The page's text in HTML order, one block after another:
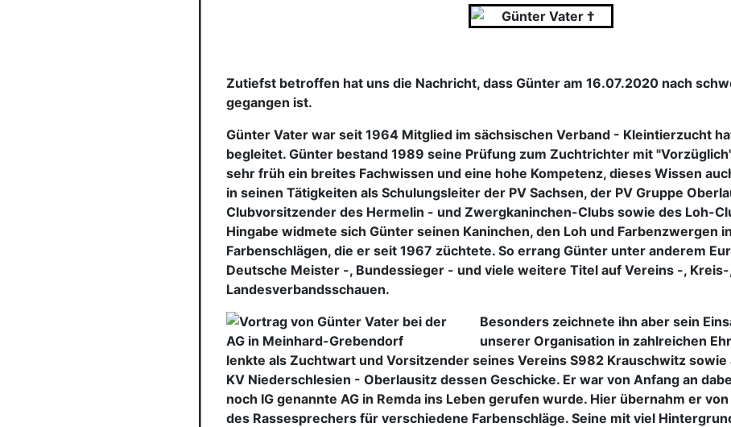
Zutiefst betroffen hat uns die Nachricht, dass Günter am 16.07.2020 nach
gegangen ist.
Günter Vater war seit 1964 Mitglied im sächsischen Verband - Kleintierzucht
begleitet. Günter bestand 1989 seine Prüfung zum Zuchtrichter mit
sehr früh ein breites Fachwissen und eine hohe Kompetenz, dieses Wissen
in seinen Tätigkeiten als Schulungsleiter der PV Sachsen, der PV Gruppe
Clubvorsitzender des Hermelin - und Zwergkaninchen-Clubs sowie des Loh-
Hingabe widmete sich Günter seinen Kaninchen, den Loh und Farbenzwergen
Farbenschlägen, die er seit 1967 züchtete. So errang Günter unter anderem
Deutsche Meister -, Bundessieger - und viele weitere Titel auf Vereins -,
Landesverbandsschauen.
Besonders zeichnete ihn aber sein
unserer Organisation in zahlreichen
lenkte als Zuchtwart und Vorsitzender seines Vereins S982 Krauschwitz
KV Niederschlesien - Oberlausitz dessen Geschicke. Er war von Anfang an
noch IG genannte AG in Remda ins Leben gerufen wurde. Hier übernahm er
des Rassesprechers für verschiedene Farbenschläge. Seine mit viel